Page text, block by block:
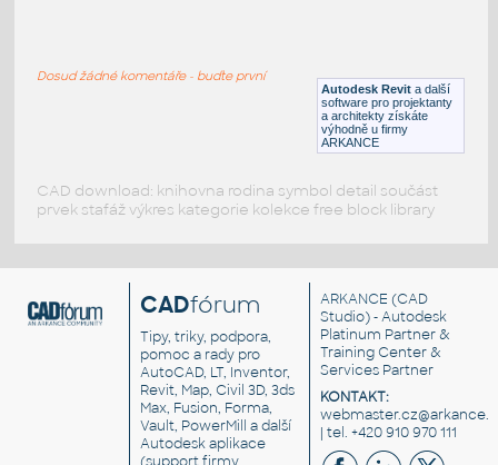
Autodesk Revit a další
software pro projektanty
a architekty získáte
výhodně u firmy
ARKANCE
Dosud žádné komentáře - buďte první
CAD download: knihovna rodina symbol detail součást
prvek stafáž výkres kategorie kolekce free block library
CADfórum
Tipy, triky, podpora,
pomoc a rady pro
AutoCAD, LT, Inventor,
Revit, Map, Civil 3D, 3ds
Max, Fusion, Forma,
Vault, PowerMill a další
Autodesk aplikace
ARKANCE (CAD
Studio) - Autodesk
Platinum Partner &
Training Center &
Services Partner
KONTAKT:
| tel. +420 910 970 111